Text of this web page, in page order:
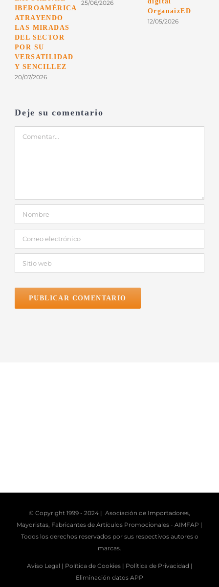
IBEROAMÉRICA
ATRAYENDO
LAS MIRADAS
DEL SECTOR
POR SU
VERSATILIDAD
Y SENCILLEZ
20/07/2026
25/06/2026
OrganaizED
12/05/2026
Deje su comentario
Comentar
© Copyright 1999 - 2024 | Asociación de Importadores,
Mayoristas, Fabricantes de Artículos Promocionales - AIMFAP |
Todos los derechos reservados por sus respectivos autores o
marcas.
Aviso Legal | Política de Cookies | Política de Privacidad |
Eliminación datos APP